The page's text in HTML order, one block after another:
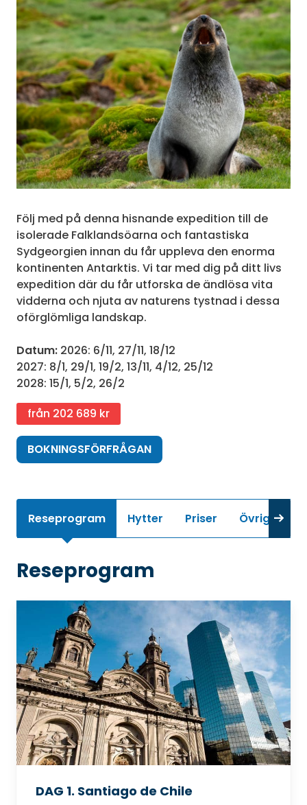
Följ med på denna hisnande expedition till de
isolerade Falklandsöarna och fantastiska
Sydgeorgien innan du får uppleva den enorma
kontinenten Antarktis. Vi tar med dig på ditt livs
expedition där du får utforska de ändlösa vita
vidderna och njuta av naturens tystnad i dessa
oförglömliga landskap.
Datum: 2026: 6/11, 27/11, 18/12
2027: 8/1, 29/1, 19/2, 13/11, 4/12, 25/12
2028: 15/1, 5/2, 26/2
från 202 689 kr
BOKNINGSFÖRFRÅGAN
Reseprogram Hytter Priser Övrig
Reseprogram
DAG 1. Santiago de Chile